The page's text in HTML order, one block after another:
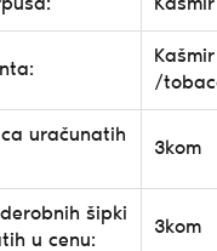
/
uračunatih
3kom
šipki
u cenu:
3kom